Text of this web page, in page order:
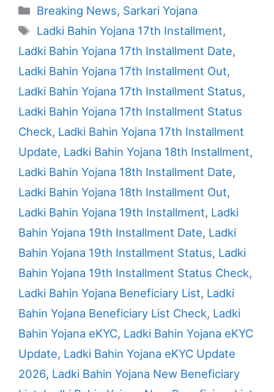
Categories
Breaking News, Sarkari Yojana
Tags
Ladki Bahin Yojana 17th Installment,
Ladki Bahin Yojana 17th Installment Date,
Ladki Bahin Yojana 17th Installment Out,
Ladki Bahin Yojana 17th Installment Status,
Ladki Bahin Yojana 17th Installment Status
Check, Ladki Bahin Yojana 17th Installment
Update, Ladki Bahin Yojana 18th Installment,
Ladki Bahin Yojana 18th Installment Date,
Ladki Bahin Yojana 18th Installment Out,
Ladki Bahin Yojana 19th Installment, Ladki
Bahin Yojana 19th Installment Date, Ladki
Bahin Yojana 19th Installment Status, Ladki
Bahin Yojana 19th Installment Status Check,
Ladki Bahin Yojana Beneficiary List, Ladki
Bahin Yojana Beneficiary List Check, Ladki
Bahin Yojana eKYC, Ladki Bahin Yojana eKYC
Update, Ladki Bahin Yojana eKYC Update
2026, Ladki Bahin Yojana New Beneficiary